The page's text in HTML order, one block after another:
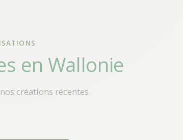
en Wallonie
créations récentes.